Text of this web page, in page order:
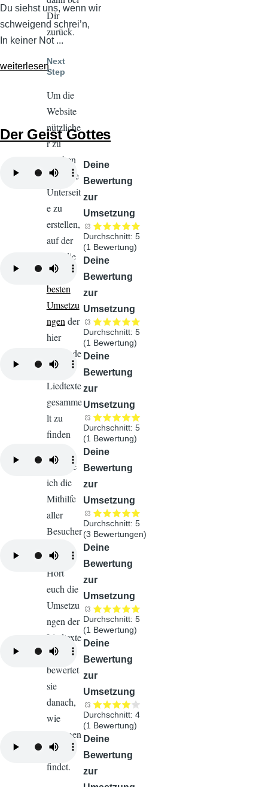
Du siehst uns, wenn wir
schweigend schrei’n,
In keiner Not ...
weiterlesen
Der Geist Gottes
Deine
Bewertung
zur
Umsetzung
Durchschnitt: 5
(1Bewertung)
Deine
Bewertung
zur
Umsetzung
Durchschnitt: 5
(1Bewertung)
Deine
Bewertung
zur
Umsetzung
Durchschnitt: 5
(1Bewertung)
Deine
Bewertung
zur
Umsetzung
Durchschnitt: 5
(3 Bewertungen)
Deine
Bewertung
zur
Umsetzung
Durchschnitt: 5
(1Bewertung)
Deine
Bewertung
zur
Umsetzung
Durchschnitt: 4
(1Bewertung)
Deine
Bewertung
zur
Dir
zurück.
Next
Step
Um die
Website
nützliche
r zu
machen
und eine
Unterseit
e zu
erstellen,
auf der
z.B. die
100
besten
Umsetzu
ngender
hier
vorhande
nen
Liedtexte
gesamme
lt zu
finden
brauche
ich die
Mithilfe
aller
Besucher
Hört
euch die
Umsetzu
ngen der
Liedtexte
an und
bewertet
sie
danach,
wie
gelungen
ihr sie
findet.